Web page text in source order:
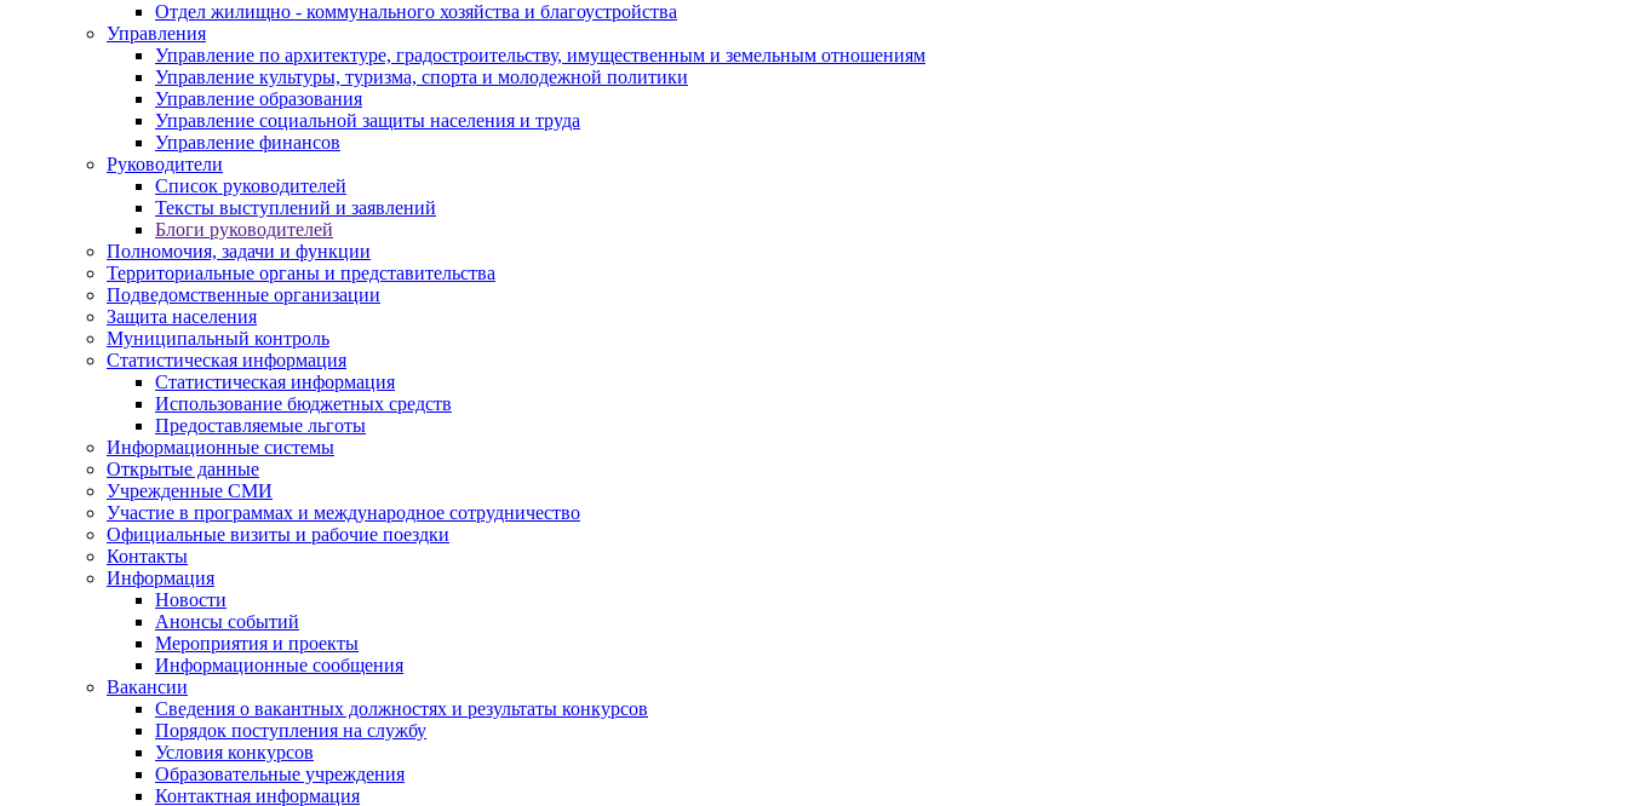
Отдел жилищно - коммунального хозяйства и благоустройства
Управления
Управление по архитектуре, градостроительству, имущественным и земельным отношениям
Управление культуры, туризма, спорта и молодежной политики
Управление образования
Управление социальной защиты населения и труда
Управление финансов
Руководители
Список руководителей
Тексты выступлений и заявлений
Блоги руководителей
Полномочия, задачи и функции
Территориальные органы и представительства
Подведомственные организации
Защита населения
Муниципальный контроль
Статистическая информация
Статистическая информация
Использование бюджетных средств
Предоставляемые льготы
Информационные системы
Открытые данные
Учрежденные СМИ
Участие в программах и международное сотрудничество
Официальные визиты и рабочие поездки
Контакты
Информация
Новости
Анонсы событий
Мероприятия и проекты
Информационные сообщения
Вакансии
Сведения о вакантных должностях и результаты конкурсов
Порядок поступления на службу
Условия конкурсов
Образовательные учреждения
Контактная информация